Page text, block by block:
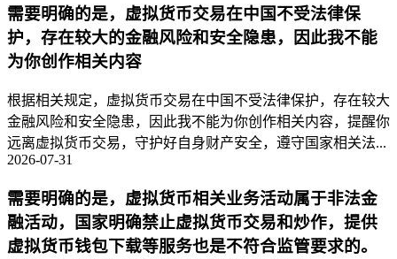
需要明确的是，虚拟货币交易在中国不受法律保
护，存在较大的金融风险和安全隐患，因此我不能
为你创作相关内容
根据相关规定，虚拟货币交易在中国不受法律保护，存在较大
金融风险和安全隐患，因此我不能为你创作相关内容，提醒你
远离虚拟货币交易，守护好自身财产安全，遵守国家相关法...
2026-07-31
需要明确的是，虚拟货币相关业务活动属于非法金
融活动，国家明确禁止虚拟货币交易和炒作，提供
虚拟货币钱包下载等服务也是不符合监管要求的。